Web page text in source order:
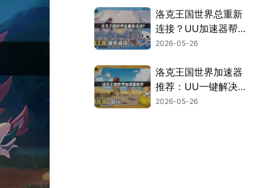
洛克王国世界总重新
连接？UU加速器帮
你告别重连烦恼！
2026-05-26
洛克王国世界加速器
推荐：UU一键解决
延迟丢包！
2026-05-26